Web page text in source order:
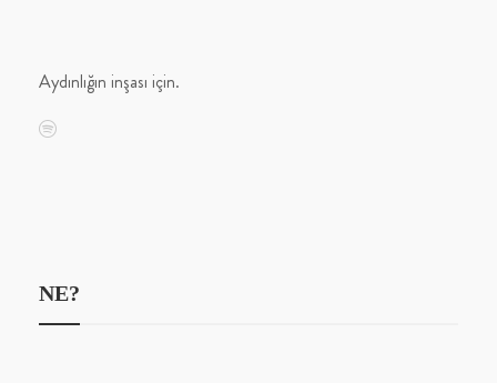
Aydınlığın inşası için.
NE?